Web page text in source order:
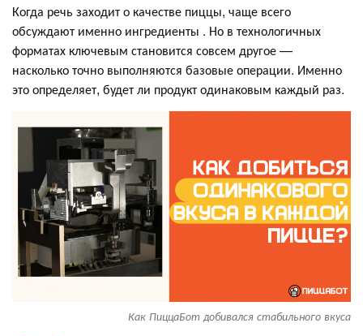
Когда речь заходит о качестве пиццы, чаще всего
обсуждают именно ингредиенты . Но в технологичных
форматах ключевым становится совсем другое —
насколько точно выполняются базовые операции. Именно
это определяет, будет ли продукт одинаковым каждый раз.
Как ПиццаБот добивался стабильного вкуса